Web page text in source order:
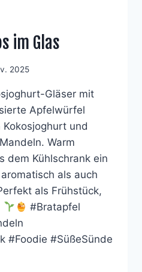
im Glas
2025
Gläser mit
Apfelwürfel
und
Warm
dem Kühlschrank ein
als auch
als Frühstück,
#Bratapfel
#Foodie #SüßeSünde